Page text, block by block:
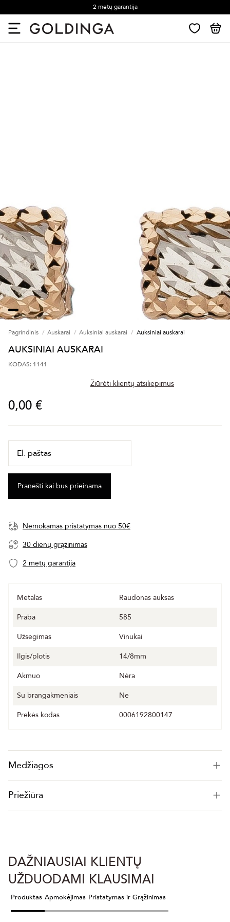
2 metų garantija
Pagrindinis Auskarai Auksiniai auskarai Auksiniai auskarai
AUKSINIAI AUSKARAI
KODAS: 1141
Žiūrėti klientų atsiliepimus
0,00 €
Nemokamas pristatymas nuo 50€
30 dienų grąžinimas
2 metų garantija
Metalas
Raudonas auksas
Praba
585
Užsegimas
Vinukai
Ilgis/plotis
14/8mm
Akmuo
Nėra
Su brangakmeniais
Ne
Prekės kodas
0006192800147
Medžiagos
Priežiūra
DAŽNIAUSIAI KLIENTŲ
UŽDUODAMI KLAUSIMAI
Produktas Apmokėjimas Pristatymas ir Grąžinimas